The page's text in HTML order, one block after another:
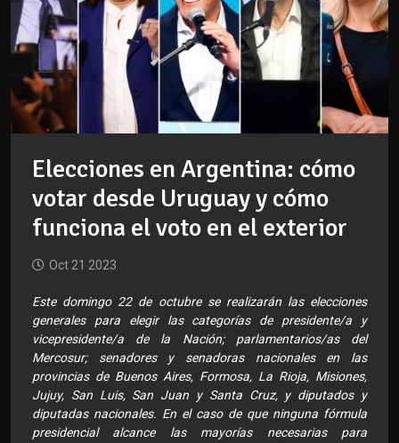
Elecciones en Argentina: cómo
votar desde Uruguay y cómo
funciona el voto en el exterior
Oct 21 2023
Este domingo 22 de octubre se realizarán las elecciones
generales para elegir las categorías de presidente/a y
vicepresidente/a de la Nación; parlamentarios/as del
Mercosur; senadores y senadoras nacionales en las
provincias de Buenos Aires, Formosa, La Rioja, Misiones,
Jujuy, San Luis, San Juan y Santa Cruz, y diputados y
diputadas nacionales. En el caso de que ninguna fórmula
presidencial alcance las mayorías necesarias para